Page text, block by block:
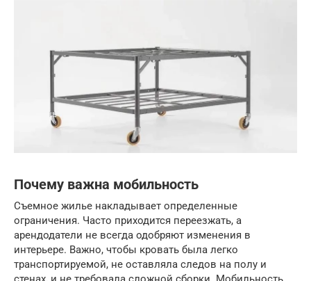
Почему важна мобильность
Съемное жилье накладывает определенные
ограничения. Часто приходится переезжать, а
арендодатели не всегда одобряют изменения в
интерьере. Важно, чтобы кровать была легко
транспортируемой, не оставляла следов на полу и